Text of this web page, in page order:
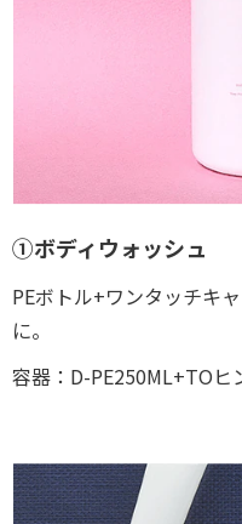
①ボディウォッシュ
PEボトル+ワンタッチキ
に。
容器：D-PE250ML+TOヒ